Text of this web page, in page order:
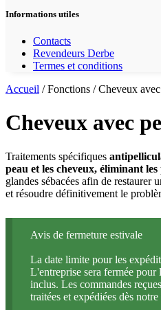
Informations utiles
Contacts
Revendeurs Derbe
Termes et conditions
Accueil / Fonctions / Cheveux
Cheveux avec
Traitements spécifiques
peau et les cheveux, éliminant les
glandes sébacées afin de restaurer
et résoudre définitivement le
Avis de fermeture estivale
La date limite pour les
L'entreprise sera fermée pour
inclus. Les commandes
traitées et expédiées dès